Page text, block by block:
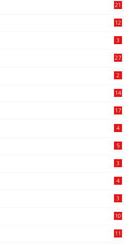
21
12
3
27
2
14
17
4
5
3
4
3
10
11